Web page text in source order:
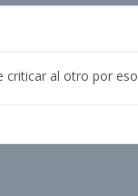
criticar al otro por eso